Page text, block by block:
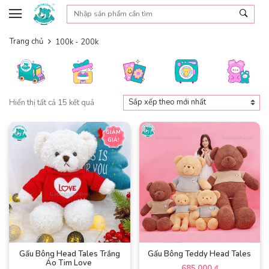
Skip to content
Trang chủ 100k - 200k
Hiển thị tất cả 15 kết quả
xếp
theo
mới
nhất
Gấu Bông Head Tales Trắng
Áo Tim Love
GIẢM
GIÁ!
Gấu Bông Teddy Head Tales